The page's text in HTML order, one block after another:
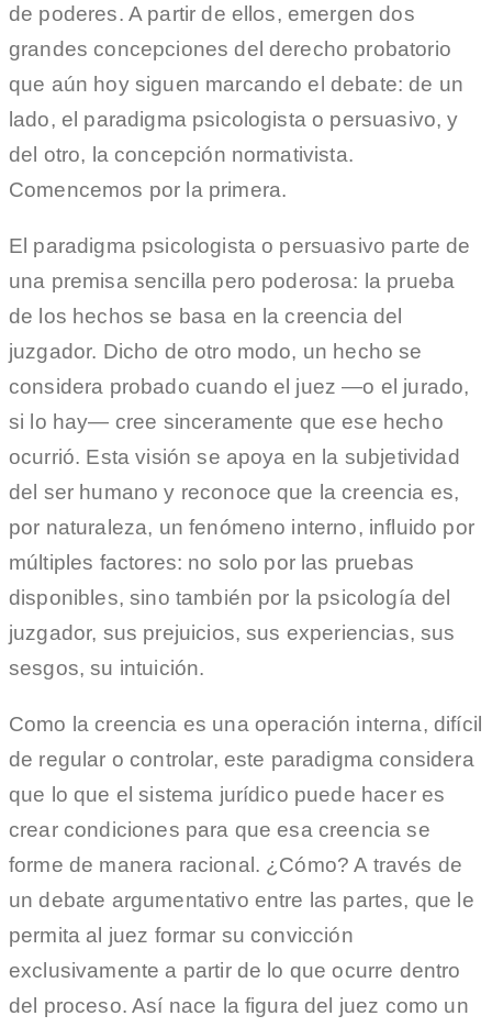
de poderes. A partir de ellos, emergen dos
grandes concepciones del derecho probatorio
que aún hoy siguen marcando el debate: de un
lado, el paradigma psicologista o persuasivo, y
del otro, la concepción normativista.
Comencemos por la primera.
El paradigma psicologista o persuasivo parte de
una premisa sencilla pero poderosa: la prueba
de los hechos se basa en la creencia del
juzgador. Dicho de otro modo, un hecho se
considera probado cuando el juez —o el jurado,
si lo hay— cree sinceramente que ese hecho
ocurrió. Esta visión se apoya en la subjetividad
del ser humano y reconoce que la creencia es,
por naturaleza, un fenómeno interno, influido por
múltiples factores: no solo por las pruebas
disponibles, sino también por la psicología del
juzgador, sus prejuicios, sus experiencias, sus
sesgos, su intuición.
Como la creencia es una operación interna, difícil
de regular o controlar, este paradigma considera
que lo que el sistema jurídico puede hacer es
crear condiciones para que esa creencia se
forme de manera racional. ¿Cómo? A través de
un debate argumentativo entre las partes, que le
permita al juez formar su convicción
exclusivamente a partir de lo que ocurre dentro
del proceso. Así nace la figura del juez como un